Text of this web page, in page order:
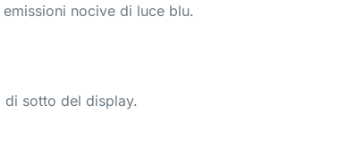
nocive di luce blu.
di sotto del display.